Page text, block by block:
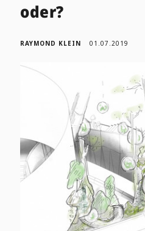
oder?
RAYMOND KLEIN 01.07.2019